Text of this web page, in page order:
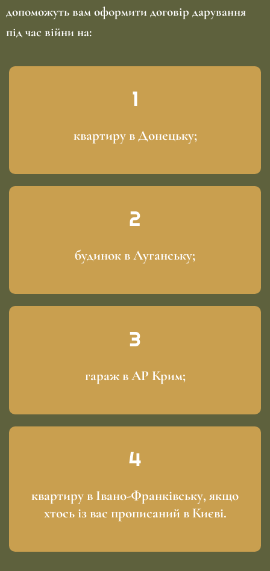
допоможуть вам оформити договір дарування
під час війни на:
квартиру в Донецьку;
будинок в Луганську;
гараж в АР Крим;
квартиру в Івано-Франківську, якщо
хтось із вас прописаний в Києві.